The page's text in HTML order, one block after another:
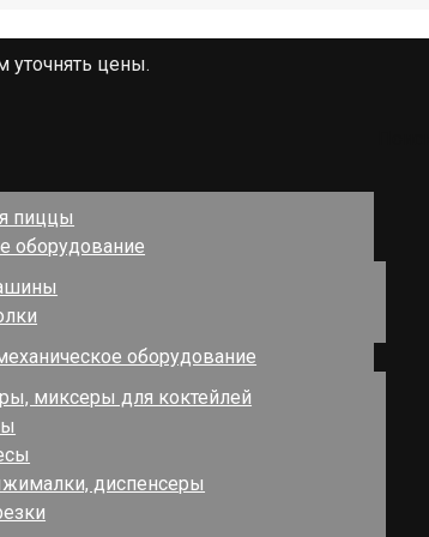
уточнять цены.
пиццы
оборудование
оборудование
миксеры для коктейлей
диспенсеры